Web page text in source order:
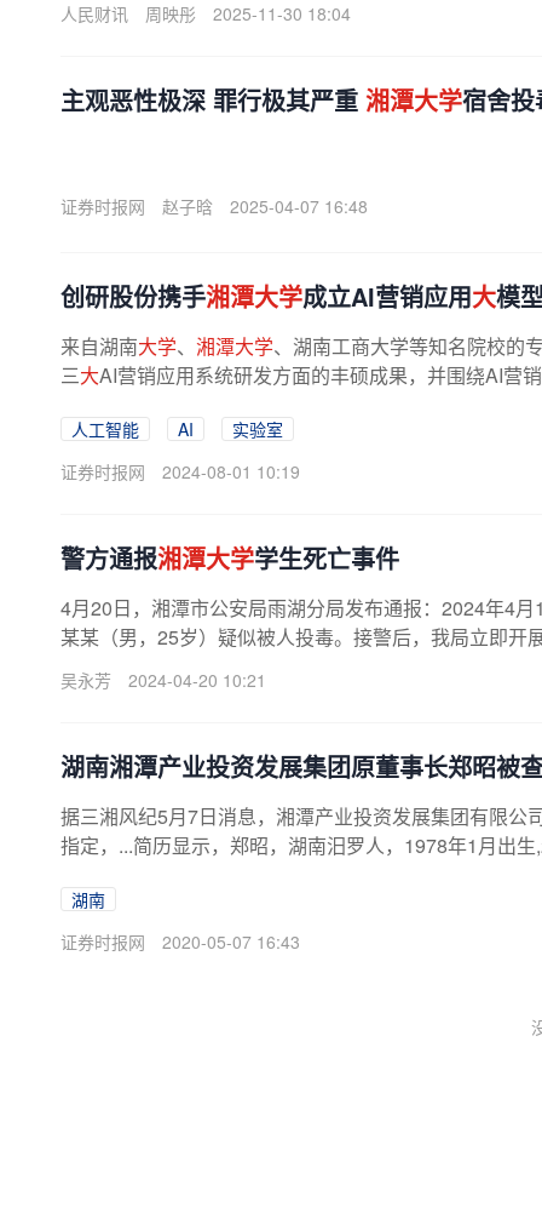
人民财讯
周映彤 2025-11-30 18:04
主观恶性极深 罪行极其严重 湘潭大学宿舍
证券时报网 赵子晗 2025-04-07 16:48
创研股份携手湘潭大学成立AI营销应用大模
来自湖南大学、 湘潭大学、湖南工商大学等知名院校的
三大AI营销应用系统研发方面的丰硕成果，并围绕AI营
人工智能 AI
实验室
证券时报网
2024-08-01 10:19
警方通报湘潭大学学生死亡事件
4月20日，湘潭市公安局雨湖分局发布通报：2024年4
某某（男，25岁）疑似被人投毒。接警后，我局立即
吴永芳 2024-04-20 10:21
湖南湘潭产业投资发展集团原董事长郑昭被
据三湘风纪5月7日消息，湘潭产业投资发展集团有限
指定，...简历显示，郑昭，湖南汨罗人，1978年1月出
湖南
证券时报网
2020-05-07 16:43